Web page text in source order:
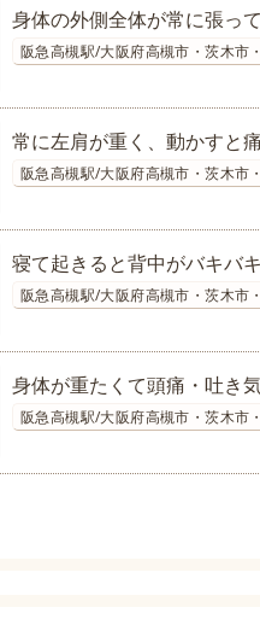
身体の外側全体が常に張っ
阪急高槻駅/大阪府高槻市・茨木
常に左肩が重く、動かすと
阪急高槻駅/大阪府高槻市・茨木
寝て起きると背中がバキバ
阪急高槻駅/大阪府高槻市・茨木
身体が重たくて頭痛・吐き
阪急高槻駅/大阪府高槻市・茨木